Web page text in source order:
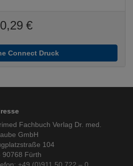
0,29 €
Connect Druck
Fachbuch Verlag Dr. med.
GmbH
104
90768 Fürth